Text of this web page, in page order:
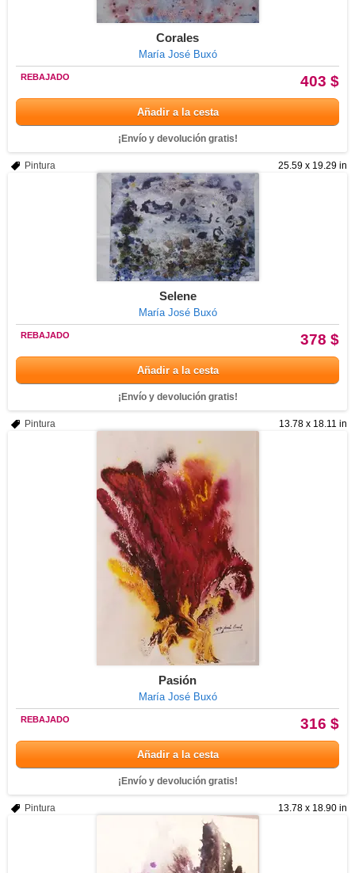
Corales
María José Buxó
403 $
REBAJADO
Añadir a la cesta
¡Envío y devolución gratis!
25.59 x 19.29 in
Pintura
Selene
María José Buxó
378 $
REBAJADO
Añadir a la cesta
¡Envío y devolución gratis!
13.78 x 18.11 in
Pintura
Pasión
María José Buxó
316 $
REBAJADO
Añadir a la cesta
¡Envío y devolución gratis!
13.78 x 18.90 in
Pintura